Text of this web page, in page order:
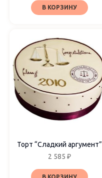
В КОРЗИНУ
Торт “Сладкий аргумент”
2 585 ₽
В КОРЗИНУ